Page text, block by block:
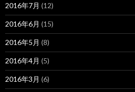
2016年7月 (12)
2016年6月 (15)
2016年5月 (8)
2016年4月 (5)
2016年3月 (6)